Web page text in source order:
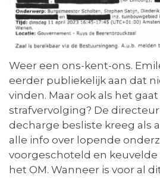
Weer een ons-kent-ons.
eerder publiekelijk aan dat
vinden. Maar ook als het
strafvervolging? De
decharge besliste kreeg als
alle info over lopende
voorgeschoteld en
het OM. Wanneer is voor al